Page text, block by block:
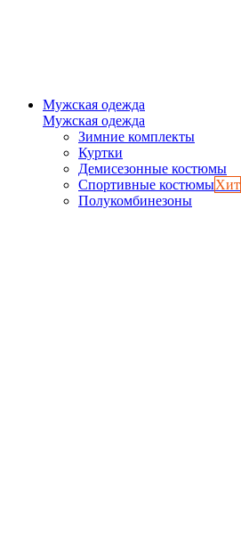
Мужская одежда
Мужская одежда
Зимние комплекты
Куртки
Демисезонные костюмы
Спортивные костюмыХит
Полукомбинезоны